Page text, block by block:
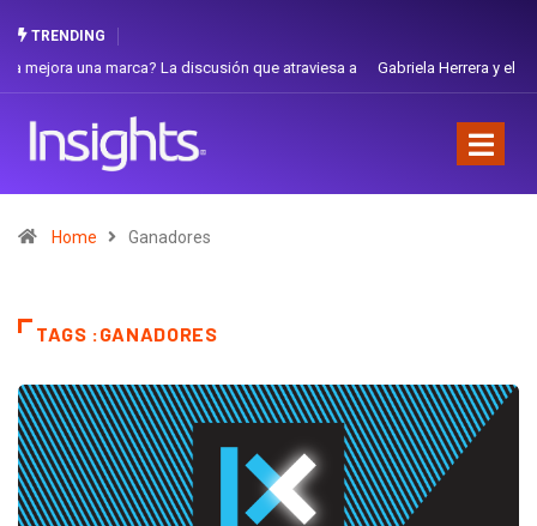
TRENDING
Gabriela Herrera y el arte de cambiarse el sombrero en Corporación
Home Ganadores
TAGS :GANADORES